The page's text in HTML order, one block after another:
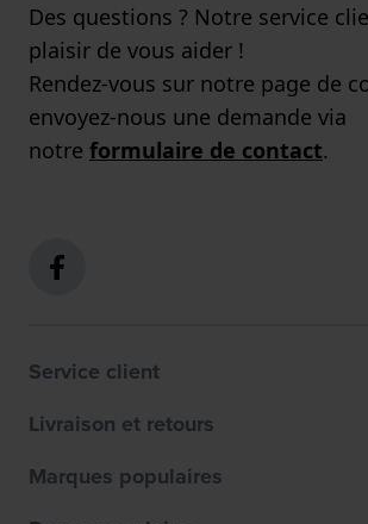
Des questions ? Notre service
plaisir de vous aider !
Rendez-vous sur notre page de
envoyez-nous une demande via
notre formulaire de contact.
Service client
Livraison et retours
Marques populaires